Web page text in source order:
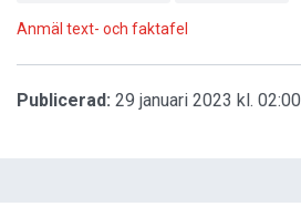
Anmäl text- och faktafel
Publicerad: 29 januari 2023 kl. 02:00